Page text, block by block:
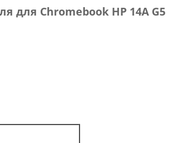
для Chromebook HP 14A G5